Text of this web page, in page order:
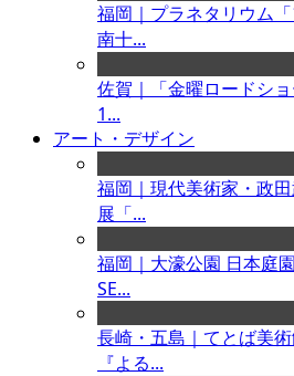
福岡｜プラネタリウム
南十...
佐賀｜「金曜ロードシ
1...
アート・デザイン
福岡｜現代美術家・政
展「...
福岡｜大濠公園 日本庭
SE...
長崎・五島｜てとば美
『よる...